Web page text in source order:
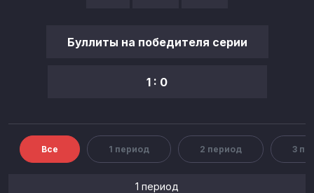
Буллиты на победителя серии
1 : 0
Все 1 период 2 период 3
1 период